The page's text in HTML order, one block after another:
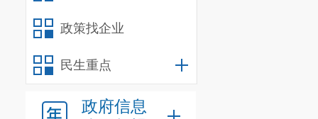
政策找企业
民生重点
政府信息